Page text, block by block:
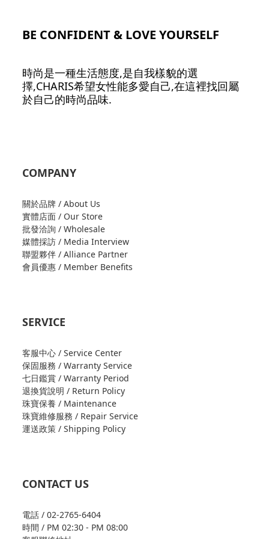
BE CONFIDENT & LOVE YOURSELF
時尚是一種生活態度,是自我樣貌的選
擇,CHARIS希望女性能多愛自己,在這裡找回屬
於自己的時尚品味.
COMPANY
關於品牌 / About Us
實體店面 / Our Store
批發洽詢 / Wholesale
媒體採訪 / Media Interview
聯盟夥伴 / Alliance Partner
會員優惠 / Member Benefits
SERVICE
客服中心 / Service Center
保固服務 / Warranty Service
七日鑑賞 / Warranty Period
退換貨說明 / Return Policy
珠寶保養 / Maintenance
珠寶維修服務 / Repair Service
運送政策 / Shipping Policy
CONTACT US
電話 / 02-2765-6404
時間 / PM 02:30 - PM 08:00